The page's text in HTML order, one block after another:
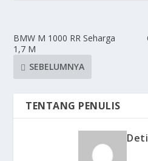
BMW M 1000 RR Seharga
1,7 M
SEBELUMNYA
TENTANG PENULIS